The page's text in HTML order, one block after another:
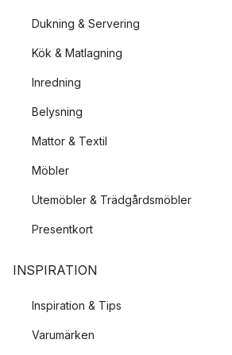
Dukning & Servering
Kök & Matlagning
Inredning
Belysning
Mattor & Textil
Möbler
Utemöbler & Trädgårdsmöbler
Presentkort
INSPIRATION
Inspiration & Tips
Varumärken